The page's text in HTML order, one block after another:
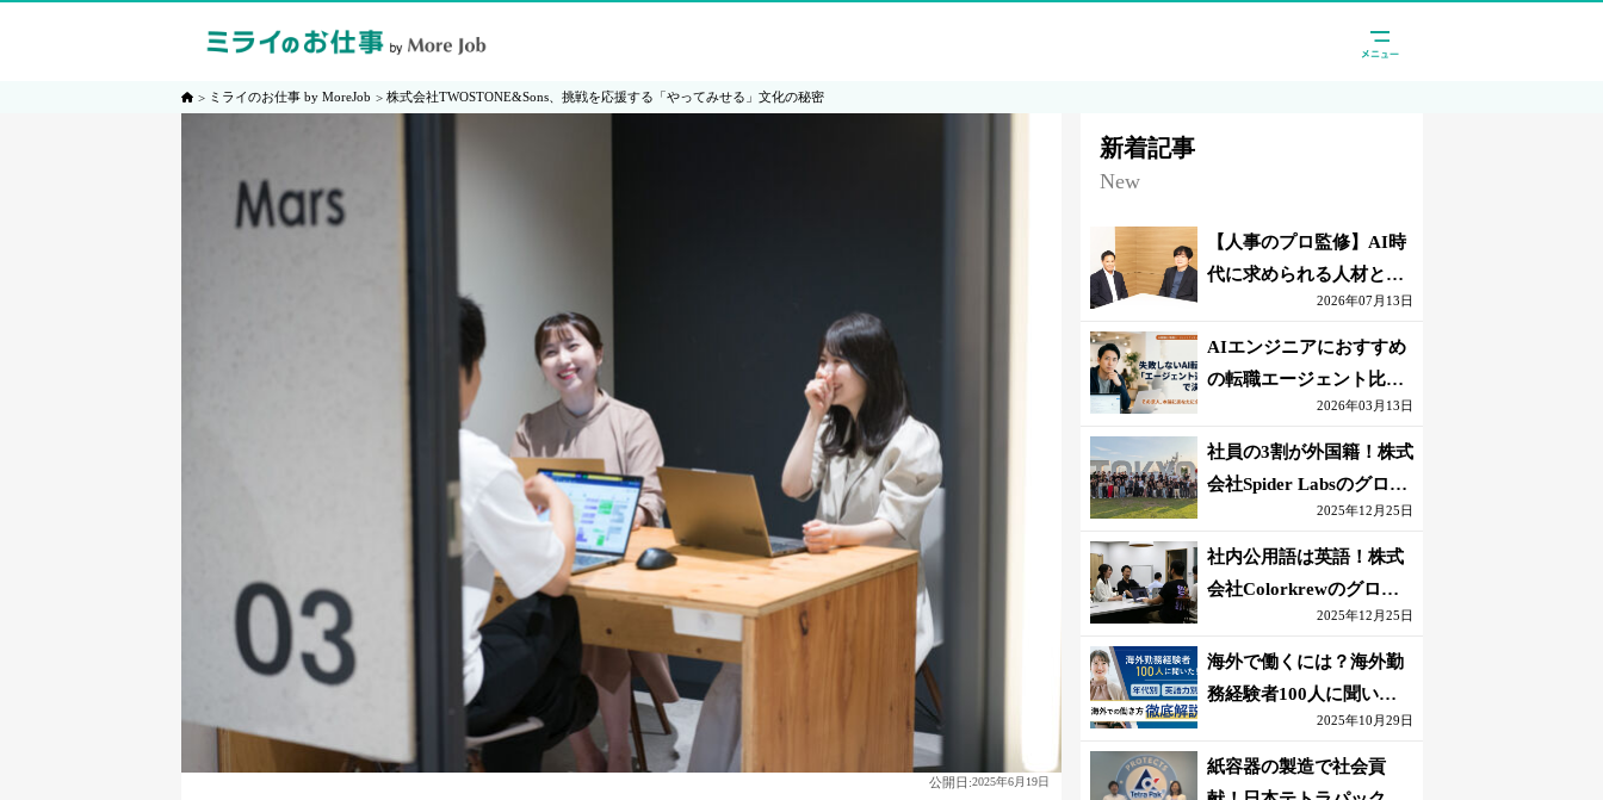
ミライのお仕事 by MoreJob 株式会社TWOSTONE&Sons、挑戦を応援する「やってみせる」文化の秘密
公開日:2025年6月19日
新着記事
New
【人事のプロ監修】AI時
代に求められる人材と
は？「代替されない人」
の条件
2026年07月13日
AIエンジニアにおすすめ
の転職エージェント比較
｜失敗しない選び方【採
点表つき】
2026年03月13日
社員の3割が外国籍！株式
会社Spider Labsのグロー
2025年12月25日
社内公用語は英語！株式
会社Colorkrewのグロー
バルかつ若手が輝く環境
2025年12月25日
海外で働くには？海外勤
務経験者100人に聞いた
おすすめ職種｜英語話せ
ないOK求人はある？
2025年10月29日
紙容器の製造で社会貢